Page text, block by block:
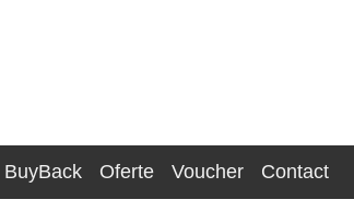
BuyBack Oferte Voucher Contact